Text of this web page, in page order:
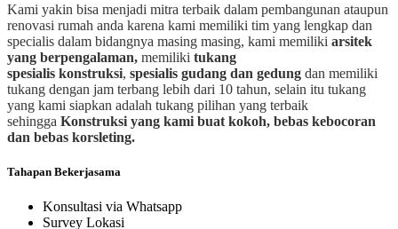
Kami yakin bisa menjadi mitra terbaik dalam pembangunan ataupun
renovasi rumah anda karena kami memiliki tim yang lengkap dan
specialis dalam bidangnya masing masing, kami memiliki arsitek
yang berpengalaman, memiliki tukang
spesialis konstruksi, spesialis gudang dan gedung dan memiliki
tukang dengan jam terbang lebih dari 10 tahun, selain itu tukang
yang kami siapkan adalah tukang pilihan yang terbaik
sehingga Konstruksi yang kami buat kokoh, bebas kebocoran
dan bebas korsleting.
Tahapan Bekerjasama
Konsultasi via Whatsapp
Survey Lokasi